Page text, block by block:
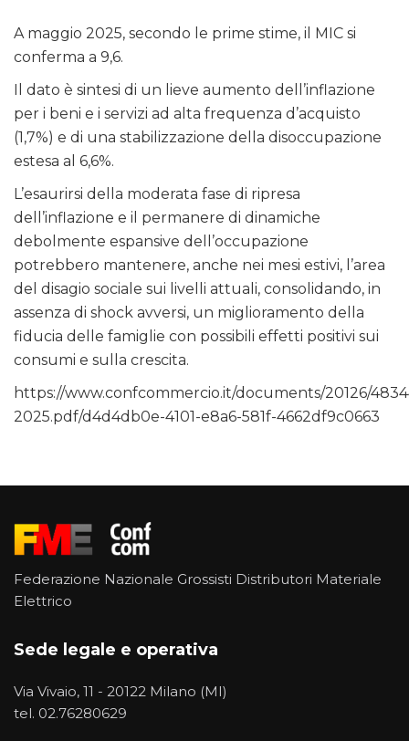
A maggio 2025, secondo le prime stime, il MIC si
conferma a 9,6.
Il dato è sintesi di un lieve aumento dell’inflazione
per i beni e i servizi ad alta frequenza d’acquisto
(1,7%) e di una stabilizzazione della disoccupazione
estesa al 6,6%.
L’esaurirsi della moderata fase di ripresa
dell’inflazione e il permanere di dinamiche
debolmente espansive dell’occupazione
potrebbero mantenere, anche nei mesi estivi, l’area
del disagio sociale sui livelli attuali, consolidando, in
assenza di shock avversi, un miglioramento della
fiducia delle famiglie con possibili effetti positivi sui
consumi e sulla crescita.
https://www.confcommercio.it/documents/20126/
2025.pdf/d4d4db0e-4101-e8a6-581f-4662df9c0663
Federazione Nazionale Grossisti Distributori Materiale
Elettrico
Sede legale e operativa
Via Vivaio, 11 - 20122 Milano (MI)
tel. 02.76280629